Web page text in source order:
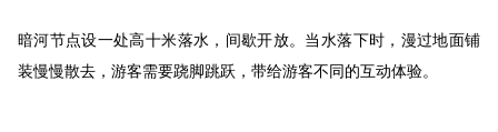
暗河节点设一处高十米落水，间歇开放。当水落下时，漫过地面铺
装慢慢散去，游客需要跷脚跳跃，带给游客不同的互动体验。